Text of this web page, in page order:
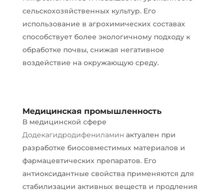
сельскохозяйственных культур. Его
использование в агрохимических составах
способствует более экологичному подходу к
обработке почвы, снижая негативное
воздействие на окружающую среду.
Медицинская промышленность
В медицинской сфере
Додекагидродифениламин актуален при
разработке биосовместимых материалов и
фармацевтических препаратов. Его
антиоксидантные свойства применяются для
стабилизации активных веществ и продления